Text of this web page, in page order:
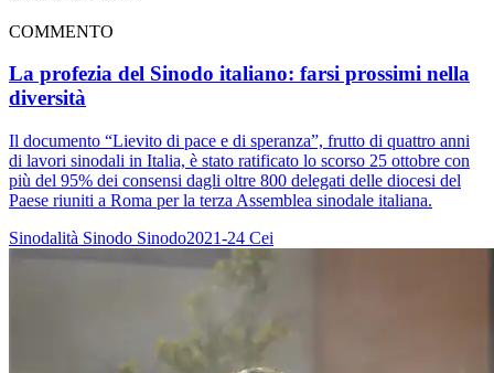
COMMENTO
La profezia del Sinodo italiano: farsi prossimi nella
diversità
Il documento “Lievito di pace e di speranza”, frutto di quattro anni
di lavori sinodali in Italia, è stato ratificato lo scorso 25 ottobre con
più del 95% dei consensi dagli oltre 800 delegati delle diocesi del
Paese riuniti a Roma per la terza Assemblea sinodale italiana.
Sinodalità Sinodo Sinodo2021-24 Cei